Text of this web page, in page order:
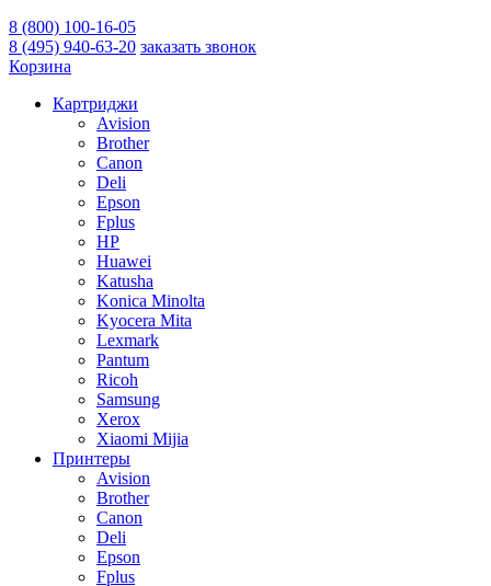
8 (800) 100-16-05
8 (495) 940-63-20 заказать звонок
Корзина
Картриджи
Avision
Brother
Canon
Deli
Epson
Fplus
HP
Huawei
Katusha
Konica Minolta
Kyocera Mita
Lexmark
Pantum
Ricoh
Samsung
Xerox
Xiaomi Mijia
Принтеры
Avision
Brother
Canon
Deli
Epson
Fplus